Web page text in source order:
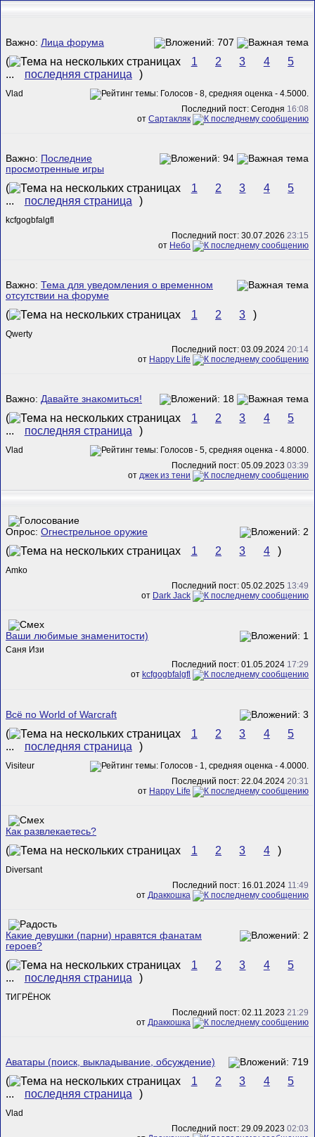
Важно: Лица форума
( 1 2 3 4
5
...
последняя страница )
Vlad
Последний пост: Сегодня 16:08
от Сартакляк
Важно: Последние
просмотренные игры
( 1 2 3 4
5
...
последняя страница )
kcfgogbfalgfl
Последний пост: 30.07.2026 23:15
от Небо
Важно: Тема для уведомления о временном
отсутствии на форуме
( 1 2 3 )
Qwerty
Последний пост: 03.09.2024 20:14
от Happy Life
Важно: Давайте знакомиться!
( 1 2 3 4
5
...
последняя страница )
Vlad
Последний пост: 05.09.2023 03:39
от джек из тени
Опрос: Огнестрельное оружие
( 1 2 3 4 )
Amko
Последний пост: 05.02.2025 13:49
от Dark Jack
Ваши любимые знаменитости)
Саня Изи
Последний пост: 01.05.2024 17:29
от kcfgogbfalgfl
Всё по World of Warcraft
( 1 2 3 4
5
...
последняя страница )
Visiteur
Последний пост: 22.04.2024 20:31
от Happy Life
Как развлекаетесь?
( 1 2 3 4 )
Diversant
Последний пост: 16.01.2024 11:49
от Драккошка
Какие девушки (парни) нравятся фанатам
героев?
( 1 2 3 4
5
...
последняя страница )
ТИГРЁНОК
Последний пост: 02.11.2023 21:29
от Драккошка
Аватары (поиск, выкладывание, обсуждение)
( 1 2 3 4
5
...
последняя страница )
Vlad
Последний пост: 29.09.2023 02:03